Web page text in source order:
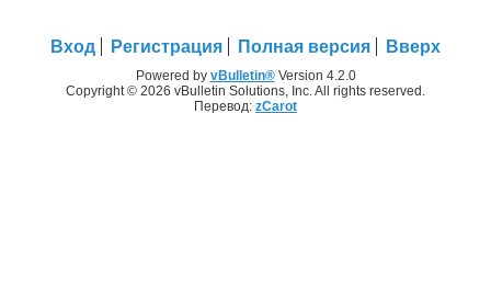
Вход Регистрация Полная версия Вверх
Powered by vBulletin®Version 4.2.0
Copyright © 2026 vBulletin Solutions, Inc. All rights reserved.
Перевод: zCarot